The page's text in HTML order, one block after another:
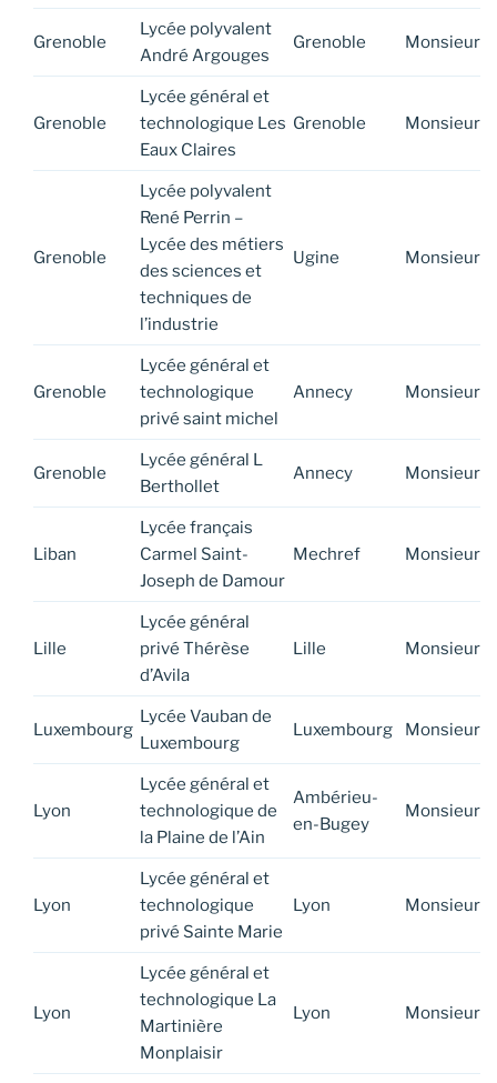
Grenoble
Lycée polyvalent
André Argouges
Grenoble Monsieur
Grenoble
Lycée général et
technologique Les
Eaux Claires
Grenoble Monsieur
Grenoble
Lycée polyvalent
René Perrin –
Lycée des métiers
des sciences et
techniques de
l’industrie
Ugine Monsieur
Grenoble
Lycée général et
technologique
privé saint michel
Annecy Monsieur
Grenoble
Lycée général L
Berthollet
Annecy Monsieur
Liban
Lycée français
Carmel Saint-
Joseph de Damour
Mechref Monsieur
Lille
Lycée général
privé Thérèse
d’Avila
Lille Monsieur
Luxembourg
Lycée Vauban de
Luxembourg
Luxembourg Monsieur
Lyon
Lycée général et
technologique de
la Plaine de l’Ain
Ambérieu-
en-Bugey
Monsieur
Lyon
Lycée général et
technologique
privé Sainte Marie
Lyon Monsieur
Lyon
Lycée général et
technologique La
Martinière
Monplaisir
Lyon Monsieur